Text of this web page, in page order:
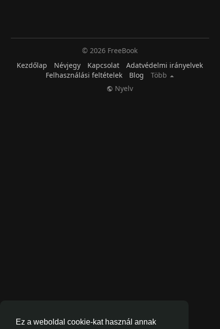
Ez a weboldal cookie-kat használ annak
© 2026 FreeBook
Kezdőlap
Névjegy Kapcsolat
Adatvédelmi irányelvek
Felhasználási feltételek
Blog
Több
Nyelv